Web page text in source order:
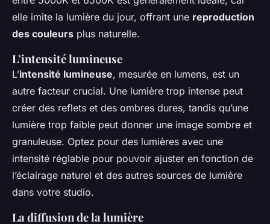
elle imite la lumière du jour, offrant une reproduction
des couleurs plus naturelle.
L’intensité lumineuse
L’intensité lumineuse, mesurée en lumens, est un
autre facteur crucial. Une lumière trop intense peut
créer des reflets et des ombres dures, tandis qu’une
lumière trop faible peut donner une image sombre et
granuleuse. Optez pour des lumières avec une
intensité réglable pour pouvoir ajuster en fonction de
l’éclairage naturel et des autres sources de lumière
dans votre studio.
La diffusion de la lumière